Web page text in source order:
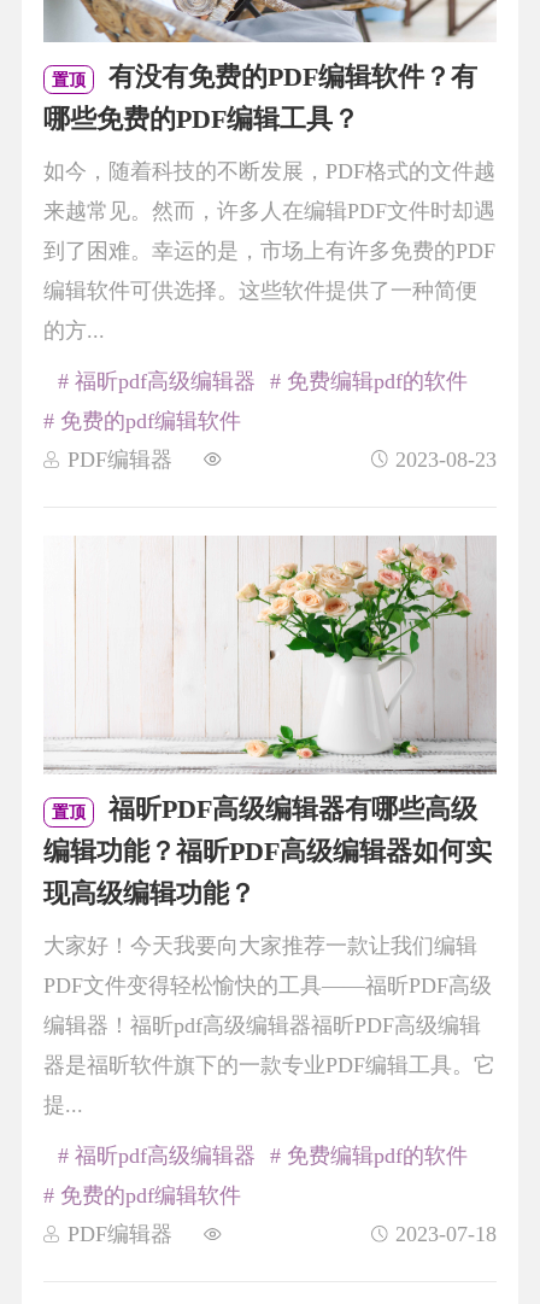
置顶
有没有免费的PDF编辑软件？有
哪些免费的PDF编辑工具？
如今，随着科技的不断发展，PDF格式的文件越
来越常见。然而，许多人在编辑PDF文件时却遇
到了困难。幸运的是，市场上有许多免费的PDF
编辑软件可供选择。这些软件提供了一种简便
的方...
PDF编辑器 2023-08-23
# 福昕pdf高级编辑器
# 免费编辑pdf的软件
# 免费的pdf编辑软件
置顶
福昕PDF高级编辑器有哪些高级
编辑功能？福昕PDF高级编辑器如何实
现高级编辑功能？
大家好！今天我要向大家推荐一款让我们编辑
PDF文件变得轻松愉快的工具——福昕PDF高级
编辑器！福昕pdf高级编辑器福昕PDF高级编辑
器是福昕软件旗下的一款专业PDF编辑工具。它
提...
PDF编辑器 2023-07-18
# 福昕pdf高级编辑器
# 免费编辑pdf的软件
# 免费的pdf编辑软件